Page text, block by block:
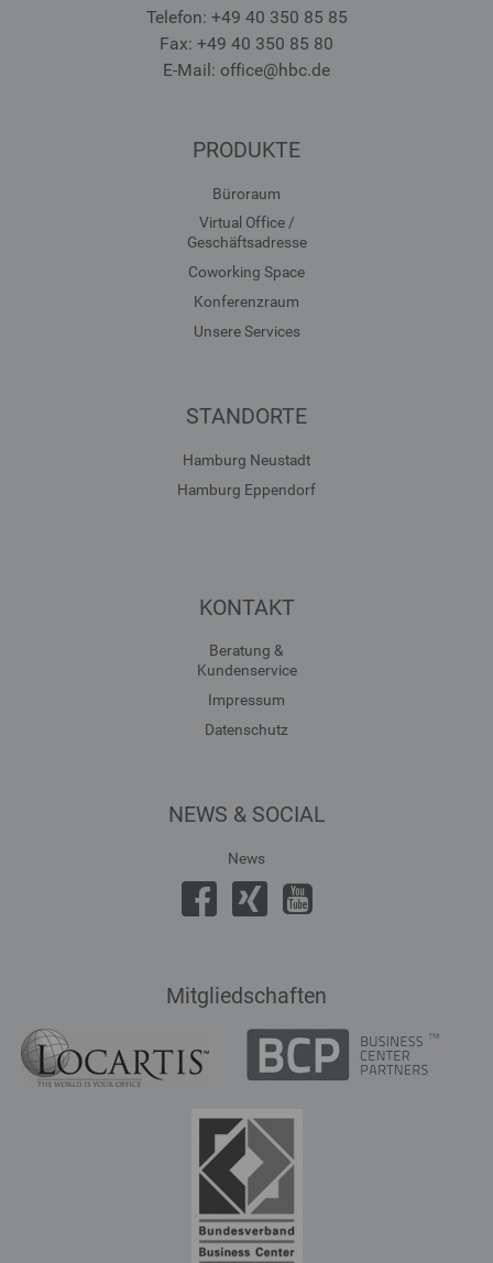
Telefon: +49 40 350 85 85
Fax: +49 40 350 85 80
E-Mail: office@hbc.de
PRODUKTE
Büroraum
Virtual Office /
Geschäftsadresse
Coworking Space
Konferenzraum
Unsere Services
STANDORTE
Hamburg Neustadt
Hamburg Eppendorf
KONTAKT
Beratung &
Kundenservice
Impressum
Datenschutz
NEWS & SOCIAL
News
Mitgliedschaften